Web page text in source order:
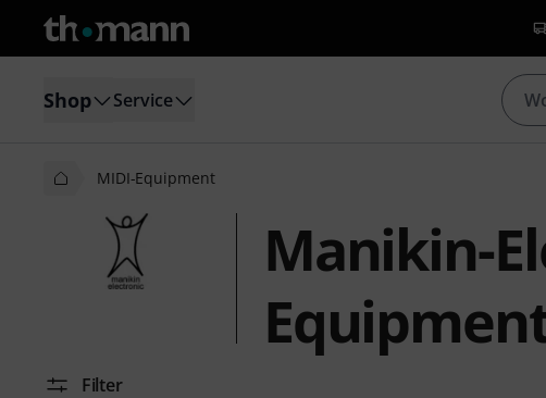
Shop Service
MIDI-Equipment
Manikin-
Filter